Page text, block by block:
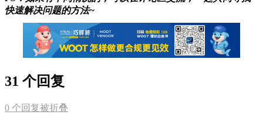
快速解决问题的方法~
31 个回复
0 个回复被折叠